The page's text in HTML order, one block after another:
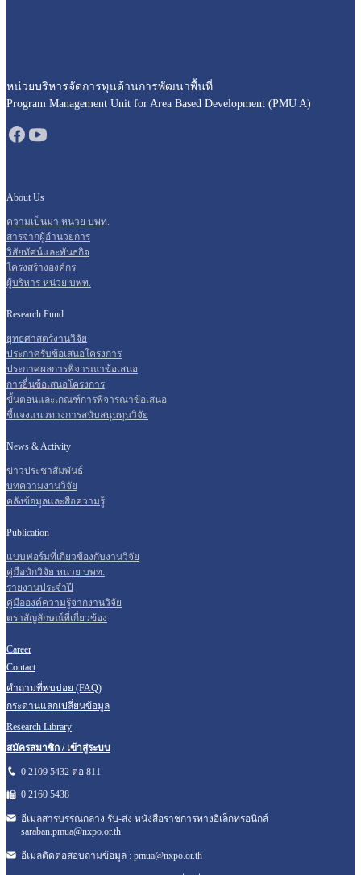
หน่วยบริหารจัดการทุนด้านการพัฒนาพื้นที่
Program Management Unit for Area Based Development (PMU A)
About Us
ความเป็นมา หน่วย บพท.
สารจากผู้อำนวยการ
วิสัยทัศน์และพันธกิจ
โครงสร้างองค์กร
ผู้บริหาร หน่วย บพท.
Research Fund
ยุทธศาสตร์งานวิจัย
ประกาศรับข้อเสนอโครงการ
ประกาศผลการพิจารณาข้อเสนอ
การยื่นข้อเสนอโครงการ
ขั้นตอนและเกณฑ์การพิจารณาข้อเสนอ
ชี้แจงแนวทางการสนับสนุนทุนวิจัย
News & Activity
ข่าวประชาสัมพันธ์
บทความงานวิจัย
คลังข้อมูลและสื่อความรู้
Publication
แบบฟอร์มที่เกี่ยวข้องกับงานวิจัย
คู่มือนักวิจัย หน่วย บพท.
รายงานประจำปี
คู่มือองค์ความรู้จากงานวิจัย
ตราสัญลักษณ์ที่เกี่ยวข้อง
Career
Contact
คำถามที่พบบ่อย (FAQ)
กระดานแลกเปลี่ยนข้อมูล
Research Library
สมัครสมาชิก / เข้าสู่ระบบ
0 2109 5432 ต่อ 811
0 2160 5438
อีเมลสารบรรณกลาง รับ-ส่ง หนังสือราชการทางอิเล็กทรอนิกส์
saraban.pmua@nxpo.or.th
อีเมลติดต่อสอบถามข้อมูล : pmua@nxpo.or.th